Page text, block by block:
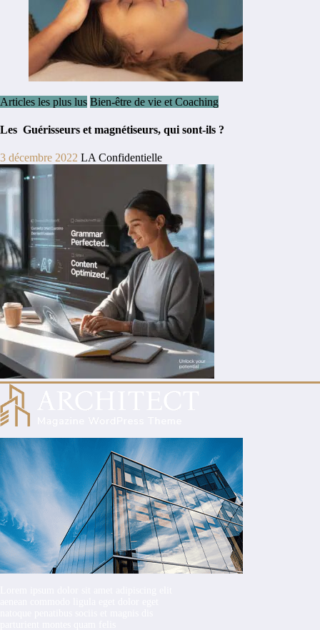
Articles les plus lus Bien-être de vie et Coaching
Les Guérisseurs et magnétiseurs, qui sont-ils ?
3 décembre 2022 LA Confidentielle